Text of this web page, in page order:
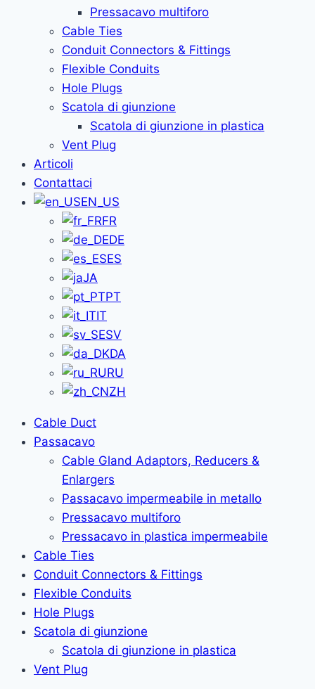
Pressacavo multiforo
Cable Ties
Conduit Connectors & Fittings
Flexible Conduits
Hole Plugs
Scatola di giunzione
Scatola di giunzione in plastica
Vent Plug
Articoli
Contattaci
EN_US
FR
DE
ES
JA
PT
IT
SV
DA
RU
ZH
Cable Duct
Passacavo
Cable Gland Adaptors, Reducers &
Enlargers
Passacavo impermeabile in metallo
Pressacavo multiforo
Pressacavo in plastica impermeabile
Cable Ties
Conduit Connectors & Fittings
Flexible Conduits
Hole Plugs
Scatola di giunzione
Scatola di giunzione in plastica
Vent Plug